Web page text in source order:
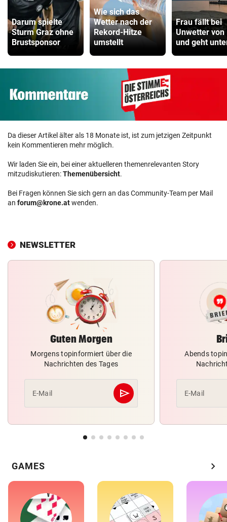
Darum spielte
Sturm Graz ohne
Brustsponsor
Wie sich das
Wetter nach der
Rekord-Hitze
umstellt
Frau fällt bei
Unwetter von
und geht
Da dieser Artikel älter als 18 Monate ist, ist zum jetzigen Zeitpunkt
kein Kommentieren mehr möglich.
Wir laden Sie ein, bei einer aktuelleren themenrelevanten Story
mitzudiskutieren:Themenübersicht.
Bei Fragen können Sie sich gern an das Community-Team per Mail
an forum@krone.atwenden.
NEWSLETTER
Guten Morgen
Morgens topinformiert über die
Nachrichten des Tages
E-Mail send
Abschicken
Abends
E-Mail
GAMES chevron_right